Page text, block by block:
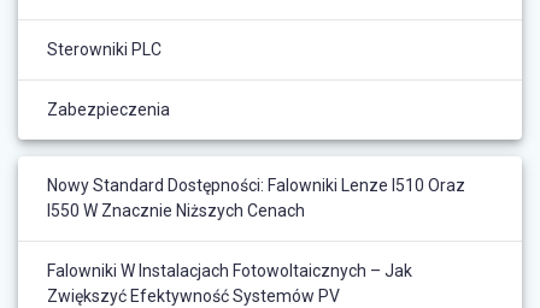
Sterowniki PLC
Zabezpieczenia
Nowy Standard Dostępności: Falowniki Lenze I510 Oraz
I550 W Znacznie Niższych Cenach
Falowniki W Instalacjach Fotowoltaicznych – Jak
Zwiększyć Efektywność Systemów PV